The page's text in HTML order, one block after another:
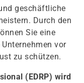
geschäftliche
Durch den
Sie eine
vor
zu schützen.
(EDRP) wird